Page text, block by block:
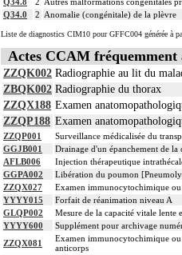
Q34.0
2 Anomalie (congénitale) de la plèvre
Liste de diagnostics CIM10 pour GFFC004 générée à
Actes CCAM fréquemment
ZZQK002 Radiographie au lit du
ZBQK002 Radiographie du thorax
ZZQX188 Examen
ZZQP188 Examen
ZZQP001
Surveillance médicalisée du
GGJB001
Drainage d'un épanchement de la
AFLB006
Injection thérapeutique
GGPA002
Libération du poumon
ZZQX027
Examen immunocytochimique
YYYY015
Forfait de réanimation niveau A
GLQP002
Mesure de la capacité vitale
YYYY600
Supplément pour archivage
ZZQX081
Examen immunocytochimique
anticorps